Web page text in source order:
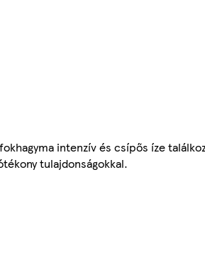
intenzív és csípős íze
tulajdonságokkal.